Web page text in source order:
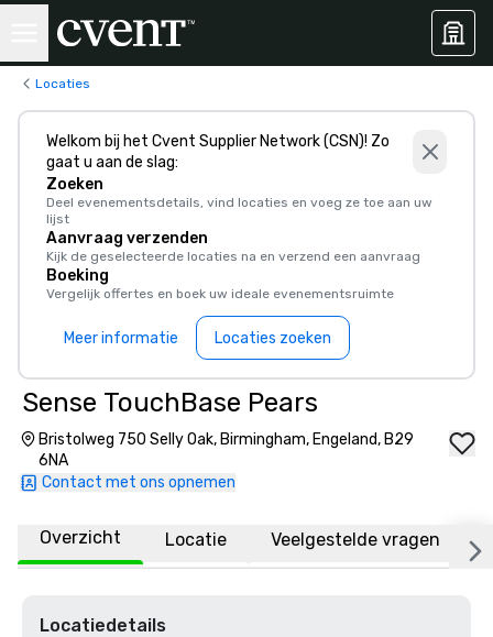
Locaties
Welkom bij het Cvent Supplier Network (CSN)! Zo
gaat u aan de slag:
Zoeken
Deel evenementsdetails, vind locaties en voeg ze toe aan uw
lijst
Aanvraag verzenden
Kijk de geselecteerde locaties na en verzend een aanvraag
Boeking
Vergelijk offertes en boek uw ideale evenementsruimte
Meer informatie Locaties zoeken
Sense TouchBase Pears
Bristolweg 750 Selly Oak, Birmingham, Engeland, B29
6NA
Contact met ons opnemen
Overzicht Locatie Veelgestelde vragen
Locatiedetails